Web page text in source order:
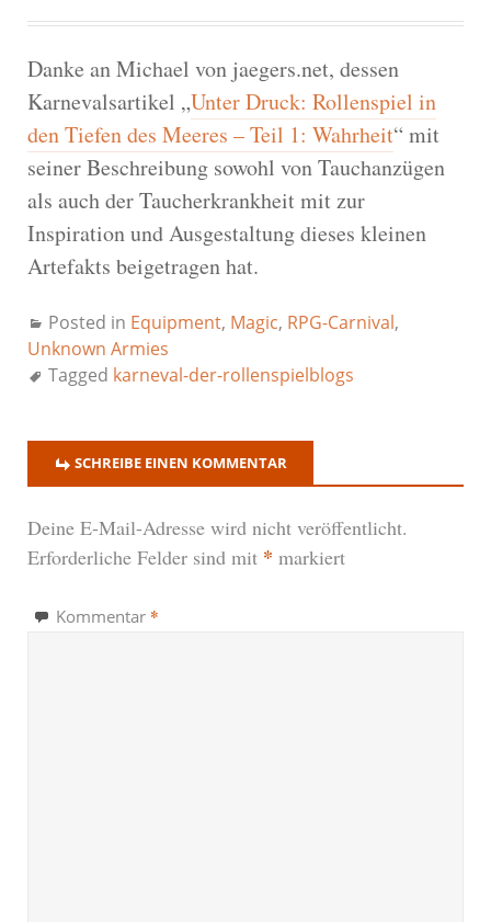
Danke an Michael von jaegers.net, dessen
Karnevalsartikel „Unter Druck: Rollenspiel in
den Tiefen des Meeres – Teil 1: Wahrheit“ mit
seiner Beschreibung sowohl von Tauchanzügen
als auch der Taucherkrankheit mit zur
Inspiration und Ausgestaltung dieses kleinen
Artefakts beigetragen hat.
Posted in Equipment, Magic, RPG-Carnival,
Unknown Armies
Tagged karneval-der-rollenspielblogs
SCHREIBE EINEN KOMMENTAR
Deine E-Mail-Adresse wird nicht veröffentlicht.
Erforderliche Felder sind mit * markiert
Kommentar *